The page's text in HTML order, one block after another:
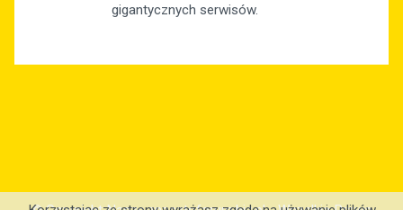
gigantycznych serwisów.